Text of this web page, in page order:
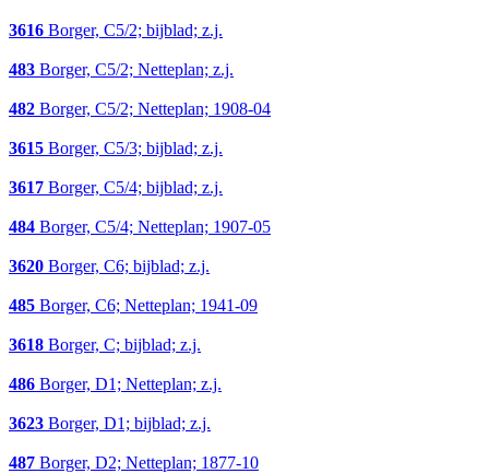
3616 Borger, C5/2; bijblad; z.j.
483 Borger, C5/2; Netteplan; z.j.
482 Borger, C5/2; Netteplan; 1908-04
3615 Borger, C5/3; bijblad; z.j.
3617 Borger, C5/4; bijblad; z.j.
484 Borger, C5/4; Netteplan; 1907-05
3620 Borger, C6; bijblad; z.j.
485 Borger, C6; Netteplan; 1941-09
3618 Borger, C; bijblad; z.j.
486 Borger, D1; Netteplan; z.j.
3623 Borger, D1; bijblad; z.j.
487 Borger, D2; Netteplan; 1877-10